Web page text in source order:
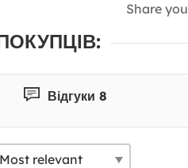
Share
Відгуки 8